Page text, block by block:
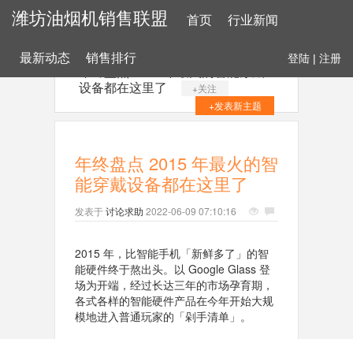
潍坊油烟机销售联盟 首页 行业新闻
最新动态 销售排行 登陆 | 注册
设备都在这里了
+关注
+发表新主题
年终盘点 2015 年最火的智
能穿戴设备都在这里了
发表于讨论求助 2022-06-09 07:10:16
2015 年，比智能手机「新鲜多了」的智
能硬件终于熬出头。以 Google Glass 登
场为开端，经过长达三年的市场孕育期，
各式各样的智能硬件产品在今年开始大规
模地进入普通玩家的「剁手清单」。